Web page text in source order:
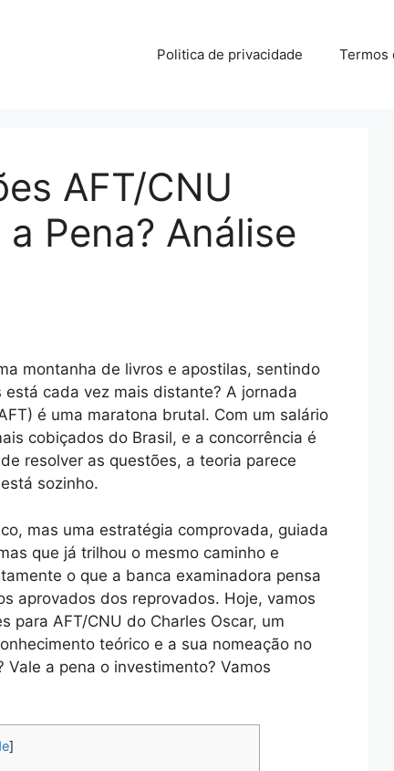
Politica de privacidade Termos
AFT/CNU
Pena? Análise
montanha de livros e apostilas, sentindo
cada vez mais distante? A jornada
é uma maratona brutal. Com um salário
cobiçados do Brasil, e a concorrência é
resolver as questões, a teoria parece
sozinho.
mas uma estratégia comprovada, guiada
que já trilhou o mesmo caminho e
o que a banca examinadora pensa
aprovados dos reprovados. Hoje, vamos
para AFT/CNU do Charles Oscar, um
teórico e a sua nomeação no
a pena o investimento? Vamos
]